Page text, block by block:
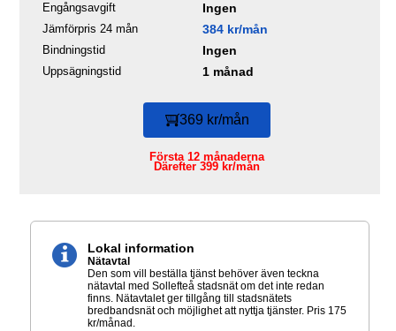
Engångsavgift Ingen
Jämförpris 24 mån 384 kr/mån
Bindningstid Ingen
Uppsägningstid 1 månad
369 kr/mån
Första 12 månaderna
Därefter 399 kr/mån
Lokal information
Nätavtal
Den som vill beställa tjänst behöver även teckna
nätavtal med Sollefteå stadsnät om det inte redan
finns. Nätavtalet ger tillgång till stadsnätets
bredbandsnät och möjlighet att nyttja tjänster. Pris 175
kr/månad.